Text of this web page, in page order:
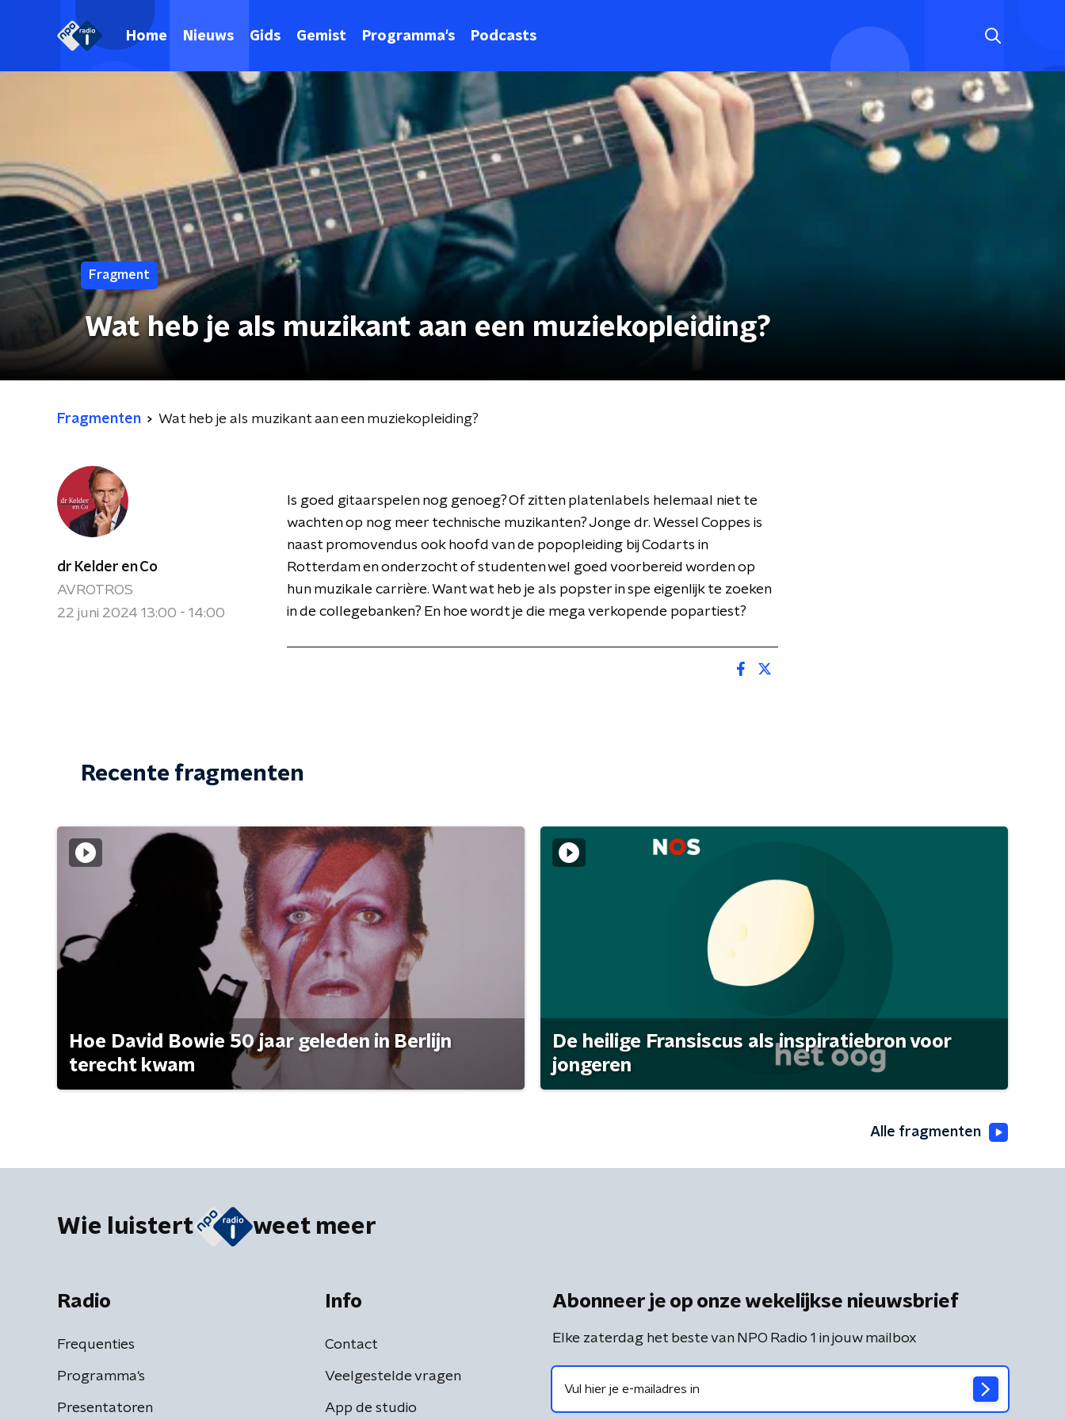
Home Nieuws Gids Gemist Programma's Podcasts
Fragment
Wat heb je als muzikant aan een muziekopleiding?
Fragmenten Wat heb je als muzikant aan een muziekopleiding?
dr Kelder en Co
AVROTROS
22 juni 2024 13:00 - 14:00
Is goed gitaarspelen nog genoeg? Of zitten platenlabels helemaal niet te
wachten op nog meer technische muzikanten? Jonge dr. Wessel Coppes is
naast promovendus ook hoofd van de popopleiding bij Codarts in
Rotterdam en onderzocht of studenten wel goed voorbereid worden op
hun muzikale carrière. Want wat heb je als popster in spe eigenlijk te zoeken
in de collegebanken? En hoe wordt je die mega verkopende popartiest?
Recente fragmenten
Hoe David Bowie 50 jaar geleden in Berlijn
terecht kwam
De heilige Fransiscus als inspiratiebron voor
jongeren
Alle fragmenten
Wie luistert weet meer
Radio
Frequenties
Programma's
Presentatoren
Info
Contact
Veelgestelde vragen
App de studio
Abonneer je op onze wekelijkse nieuwsbrief
Elke zaterdag het beste van NPO Radio 1 in jouw mailbox